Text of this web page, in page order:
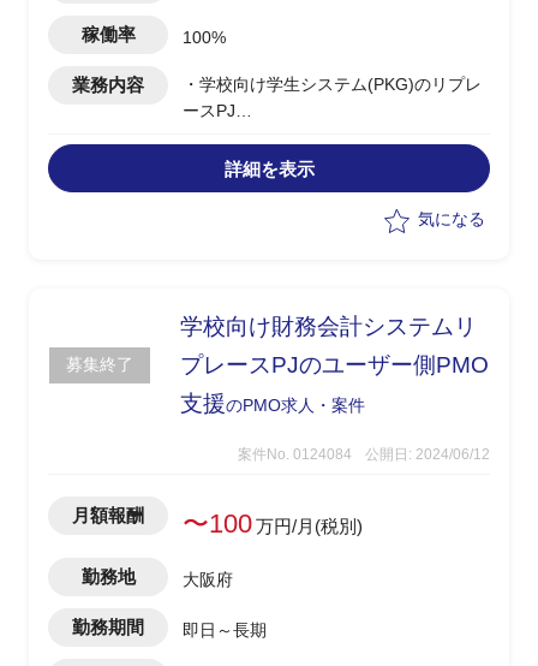
稼働率 100%
業務内容
・学校向け学生システム(PKG)のリプレ
ースPJ
為、リプレース検討中
・PKG移行による各システムの見直し、
詳細を表示
気になる
募集終了
学校向け財務会計システムリ
プレースPJのユーザー側PMO
支援のPMO求人・案件
案件No. 0124084 公開日: 2024/06/12
月額報酬 〜100万円/月(税別)
勤務地 大阪府
勤務期間 即日～長期